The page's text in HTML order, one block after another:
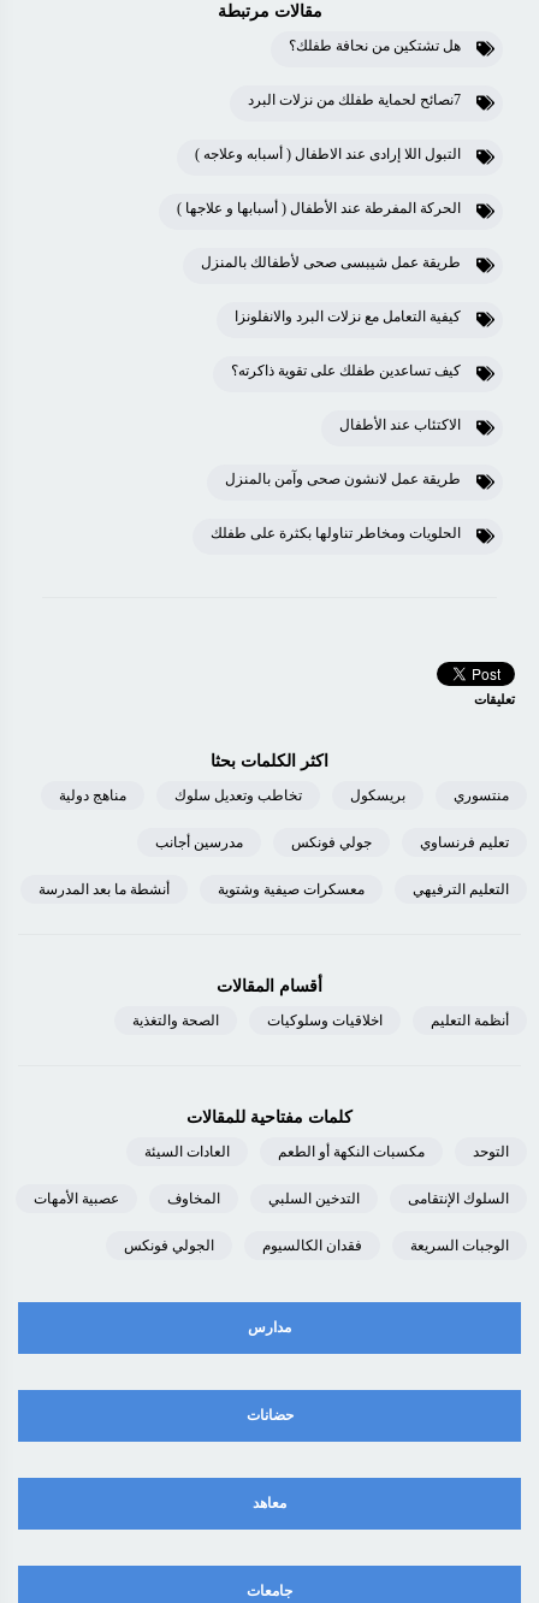
مقالات مرتبطة
هل تشتكين من نحافة طفلك؟
7نصائح لحماية طفلك من نزلات البرد
التبول اللا إرادى عند الاطفال ( أسبابه وعلاجه )
الحركة المفرطة عند الأطفال ( أسبابها و علاجها )
طريقة عمل شيبسى صحى لأطفالك بالمنزل
كيفية التعامل مع نزلات البرد والانفلونزا
كيف تساعدين طفلك على تقوية ذاكرته؟
الاكتئاب عند الأطفال
طريقة عمل لانشون صحى وآمن بالمنزل
الحلويات ومخاطر تناولها بكثرة على طفلك
تعليقات
اكثر الكلمات بحثا
منتسوري بريسكول تخاطب وتعديل سلوك مناهج دولية
تعليم فرنساوي جولي فونكس مدرسين أجانب
التعليم الترفيهي معسكرات صيفية وشتوية أنشطة ما بعد المدرسة
أقسام المقالات
أنظمة التعليم اخلاقيات وسلوكيات الصحة والتغذية
كلمات مفتاحية للمقالات
التوحد مكسبات النكهة أو الطعم العادات السيئة
السلوك الإنتقامى التدخين السلبي المخاوف عصبية الأمهات
الوجبات السريعة فقدان الكالسيوم الجولي فونكس
مدارس
حضانات
معاهد
جامعات